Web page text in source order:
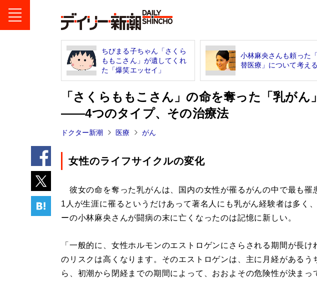
ちびまる子ちゃん「さくら
ももこさん」が遺してくれ
た「爆笑エッセイ」
小林麻央さんも頼った
替医療」について考える
「さくらももこさん」の命を奪った「乳がん
――4つのタイプ、その治療法
ドクター新潮 医療 がん
女性のライフサイクルの変化
彼女の命を奪った乳がんは、国内の女性が罹るがんの中で最も罹
1人が生涯に罹るというだけあって著名人にも乳がん経験者は多く
ーの小林麻央さんが闘病の末に亡くなったのは記憶に新しい。
「一般的に、女性ホルモンのエストロゲンにさらされる期間が長
のリスクは高くなります。そのエストロゲンは、主に月経があるう
ら、初潮から閉経までの期間によって、おおよその危険性が決まっ